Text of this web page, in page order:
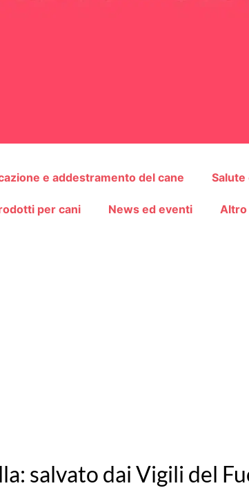
e addestramento del cane Salute
per cani News ed eventi Altro
salvato dai Vigili del